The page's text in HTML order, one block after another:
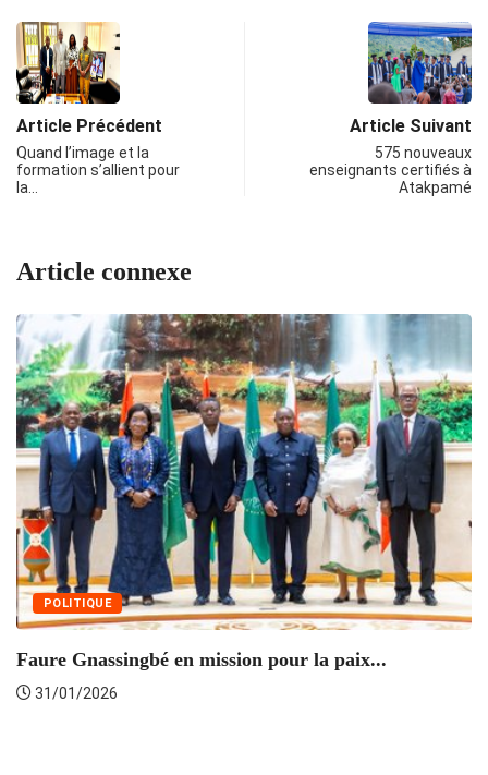
Article Précédent
Quand l’image et la
formation s’allient pour
la…
Article Suivant
575 nouveaux
enseignants certifiés à
Atakpamé
Article connexe
POLITIQUE
Faure Gnassingbé en mission pour la paix...
31/01/2026